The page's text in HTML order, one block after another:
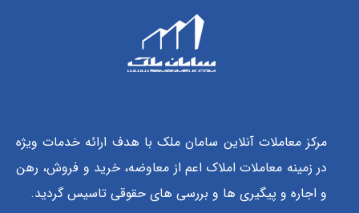
مرکز معاملات آنلاین سامان ملک با هدف ارائه خدمات ویژه
در زمینه معاملات املاک اعم از معاوضه، خرید و فروش، رهن
و اجاره و پیگیری ها و بررسی های حقوقی تاسیس گردید.